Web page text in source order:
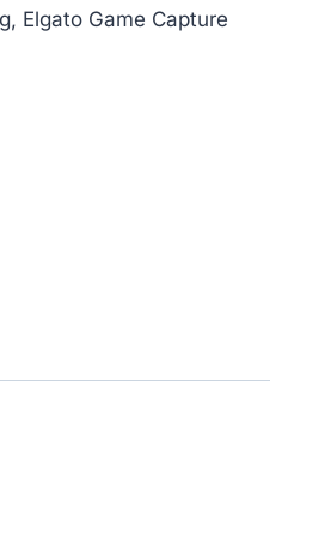
Elgato Game Capture